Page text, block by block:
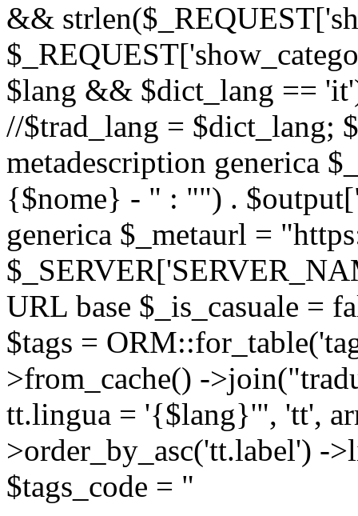
&&
$lang && $dict_lang ==
//$trad_lang = $dict_lang;
metadescription generica
{$nome} - " : "") .
generica $_metaurl =
URL base $_is_casuale =
$tags =
>from_cache() -
tt.lingua = '{$lang}'", 'tt',
>order_by_asc('tt.label') -
$tags_code = "